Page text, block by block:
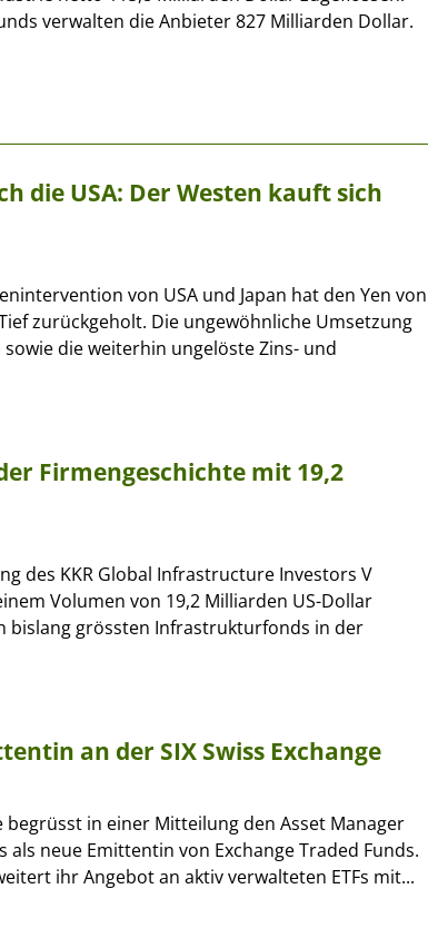
verwalten die Anbieter 827 Milliarden Dollar.
die USA: Der Westen kauft sich
von USA und Japan hat den Yen von
zurückgeholt. Die ungewöhnliche Umsetzung
die weiterhin ungelöste Zins- und
Firmengeschichte mit 19,2
des KKR Global Infrastructure Investors V
Volumen von 19,2 Milliarden US-Dollar
bislang grössten Infrastrukturfonds in der
an der SIX Swiss Exchange
begrüsst in einer Mitteilung den Asset Manager
als neue Emittentin von Exchange Traded Funds.
ihr Angebot an aktiv verwalteten ETFs mit...